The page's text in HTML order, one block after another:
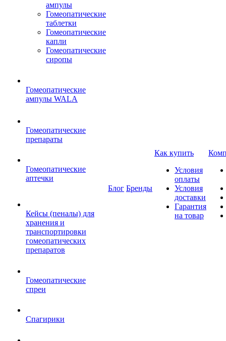
ампулы
Гомеопатические
таблетки
Гомеопатические
капли
Гомеопатические
сиропы
Гомеопатические
ампулы WALA
Гомеопатические
препараты
Гомеопатические
аптечки
Кейсы (пеналы) для
хранения и
транспортировки
гомеопатических
препаратов
Гомеопатические
спреи
Спагирики
Блог Бренды
Как купить
Условия
оплаты
Условия
доставки
Гарантия
на товар